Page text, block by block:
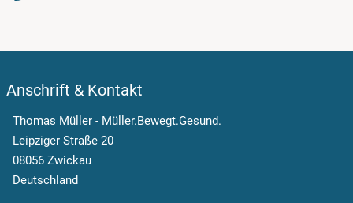
Anschrift & Kontakt
Thomas Müller - Müller.Bewegt.Gesund.
Leipziger Straße 20
08056 Zwickau
Deutschland